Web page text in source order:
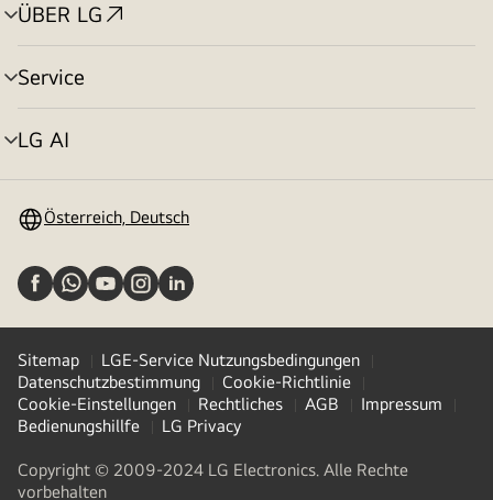
ÜBER LG
Menü
umschalten
Service
Menü
umschalten
LG AI
Menü
Österreich, Deutsch
Sitemap
LGE-Service Nutzungsbedingungen
Datenschutzbestimmung
Cookie-Richtlinie
Cookie-Einstellungen
Rechtliches AGB
Impressum
Bedienungshillfe
LG Privacy
Copyright © 2009-2024 LG Electronics. Alle Rechte
vorbehalten